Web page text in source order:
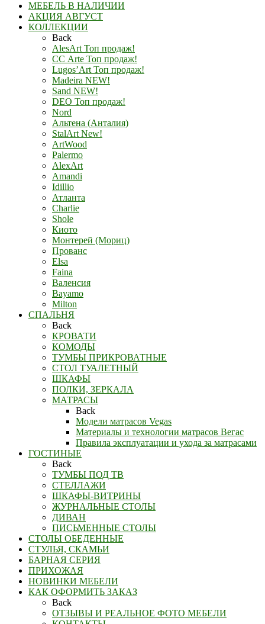
МЕБЕЛЬ В НАЛИЧИИ
АКЦИЯ АВГУСТ
КОЛЛЕКЦИИ
Back
AlesArt Топ продаж!
СС Arte Топ продаж!
Lugos’Art Топ продаж!
Madeira NEW!
Sand NEW!
DEO Топ продаж!
Nord
Альтена (Анталия)
StalArt New!
ArtWood
Palermo
AlexArt
Amandi
Idillio
Атланта
Charlie
Shole
Киото
Монтерей (Мориц)
Прованс
Elsa
Faina
Валенсия
Bayamo
Milton
СПАЛЬНЯ
Back
КРОВАТИ
КОМОДЫ
ТУМБЫ ПРИКРОВАТНЫЕ
СТОЛ ТУАЛЕТНЫЙ
ШКАФЫ
ПОЛКИ, ЗЕРКАЛА
МАТРАСЫ
Back
Модели матрасов Vegas
Материалы и технологии матрасов Вегас
Правила эксплуатации и ухода за матрасами
ГОСТИНЫЕ
Back
ТУМБЫ ПОД ТВ
СТЕЛЛАЖИ
ШКАФЫ-ВИТРИНЫ
ЖУРНАЛЬНЫЕ СТОЛЫ
ДИВАН
ПИСЬМЕННЫЕ СТОЛЫ
СТОЛЫ ОБЕДЕННЫЕ
СТУЛЬЯ, СКАМЬИ
БАРНАЯ СЕРИЯ
ПРИХОЖАЯ
НОВИНКИ МЕБЕЛИ
КАК ОФОРМИТЬ ЗАКАЗ
Back
ОТЗЫВЫ И РЕАЛЬНОЕ ФОТО МЕБЕЛИ